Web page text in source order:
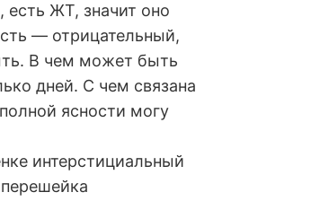
есть ЖТ, значит оно
— отрицательный,
В чем может быть
дней. С чем связана
ясности могу
интерстициальный